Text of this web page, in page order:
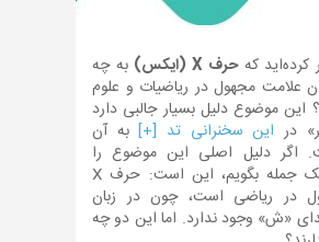
کرده‌اید کهحرف X (ایکس)
به چه
علامت مجهول در ریاضیات و علوم
این موضوع دلیل بسیار جالبی دارد
در این سخنرانی تد [+]به آن
اگر دلیل اصلی این موضوع را
بخواهم در یک جمله بگویم، این است: حرف X
در ریاضی است، چون در زبان
«ش» وجود ندارد. اما این دو چه